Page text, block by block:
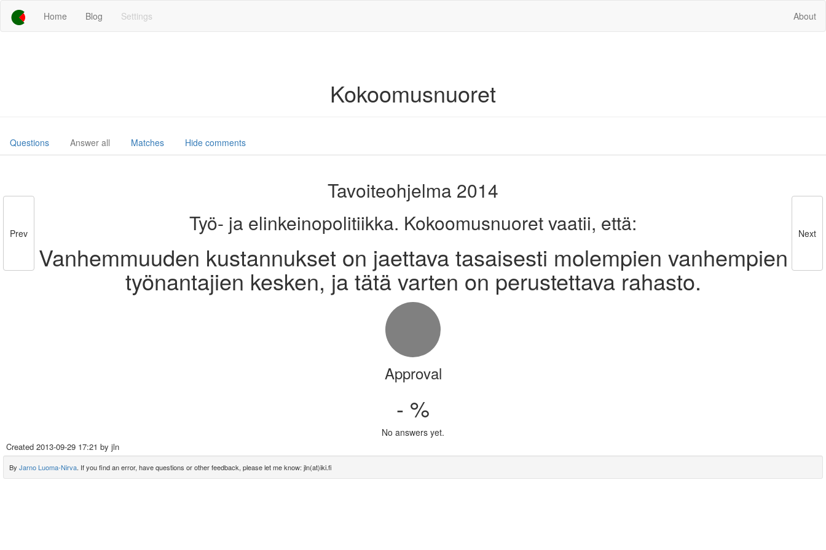
Home Blog Settings About
Kokoomusnuoret
Questions Answer all Matches Hide comments
Prev
Tavoiteohjelma 2014
Työ- ja elinkeinopolitiikka. Kokoomusnuoret vaatii, että:
Vanhemmuuden kustannukset on jaettava tasaisesti molempien vanhempien
työnantajien kesken, ja tätä varten on perustettava rahasto.
Next
Approval
- %
No answers yet.
Created 2013-09-29 17:21 by jln
By Jarno Luoma-Nirva. If you find an error, have questions or other feedback, please let me know: jln(at)iki.fi